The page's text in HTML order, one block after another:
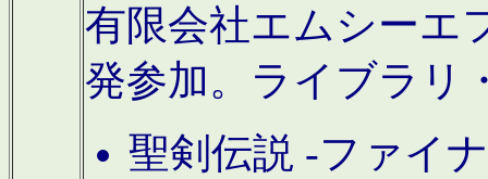
有限会社エムシーエ
発参加。ライブラリ
聖剣伝説 -ファイ